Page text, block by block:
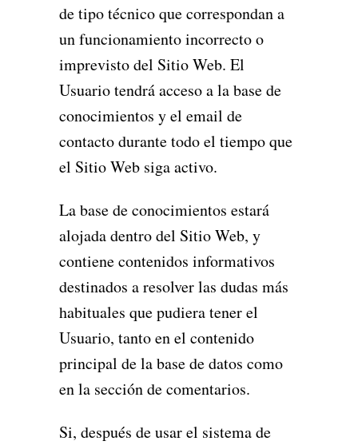
de tipo técnico que correspondan a
un funcionamiento incorrecto o
imprevisto del Sitio Web. El
Usuario tendrá acceso a la base de
conocimientos y el email de
contacto durante todo el tiempo que
el Sitio Web siga activo.
La base de conocimientos estará
alojada dentro del Sitio Web, y
contiene contenidos informativos
destinados a resolver las dudas más
habituales que pudiera tener el
Usuario, tanto en el contenido
principal de la base de datos como
en la sección de comentarios.
Si, después de usar el sistema de